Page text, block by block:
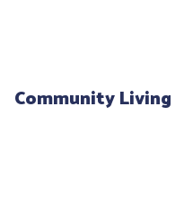
Community Living